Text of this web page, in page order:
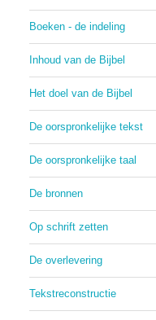
Boeken - de indeling
Inhoud van de Bijbel
Het doel van de Bijbel
De oorspronkelijke tekst
De oorspronkelijke taal
De bronnen
Op schrift zetten
De overlevering
Tekstreconstructie